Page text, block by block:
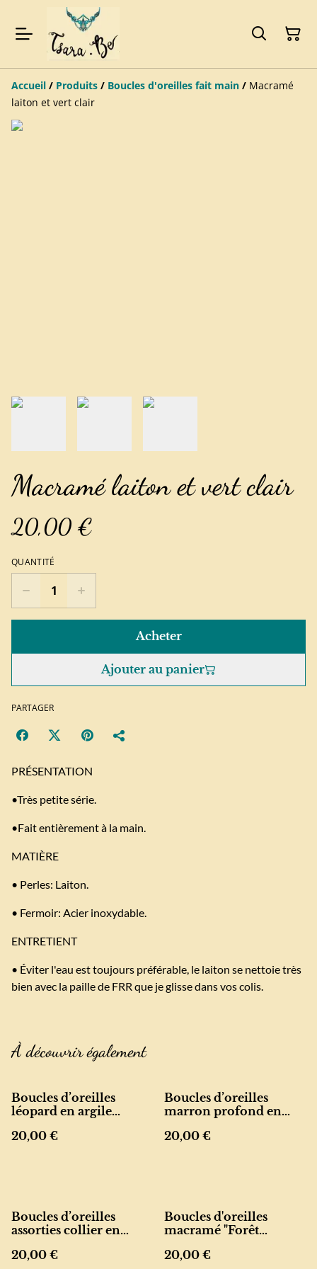
Accueil / Produits / Boucles d'oreilles fait main / Macramé
laiton et vert clair
Macramé laiton et vert clair
20,00 €
QUANTITÉ
Acheter
Ajouter au panier
PARTAGER
PRÉSENTATION
•Très petite série.
•Fait entièrement à la main.
MATIÈRE
• Perles: Laiton.
• Fermoir: Acier inoxydable.
ENTRETIENT
• Éviter l'eau est toujours préférable, le laiton se nettoie très
bien avec la paille de FRR que je glisse dans vos colis.
À découvrir également
Boucles d’oreilles
léopard en argile
résiné
20,00 €
Boucles d’oreilles
marron profond en
recyclée
20,00 €
Boucles d’oreilles
assorties collier en
20,00 €
Boucles d'oreilles
macramé "Forêt
20,00 €